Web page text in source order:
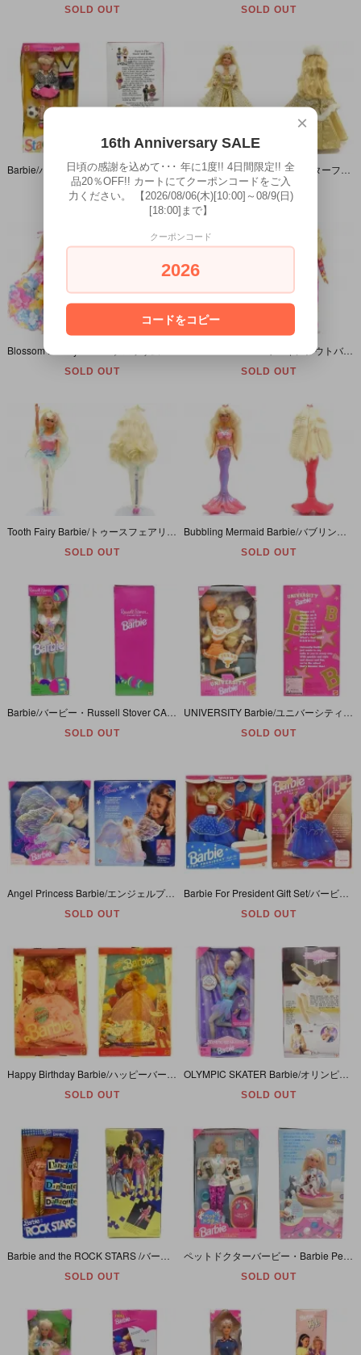
SOLD OUT SOLD OUT
Barbie/バービー・Party'n Play Stacie/パーティーアンドプレイステイシー・1992年【パッケージダメージ】
SOLD OUT SOLD OUT
SOLD OUT SOLD OUT
SOLD OUT SOLD OUT
Barbie/バービー・Russell Stover CANDIES/ラッセルストーバー・イースター(フラワー)・1995年
SOLD OUT SOLD OUT
Angel Princess Barbie/エンジェルプリンセスバービー・天使・1996年
SOLD OUT SOLD OUT
SOLD OUT SOLD OUT
SOLD OUT SOLD OUT
×
16th Anniversary SALE
日頃の感謝を込めて･･･ 年に1度!! 4日間限定!! 全
品20％OFF!! カートにてクーポンコードをご入
力ください。 【2026/08/06(木)[10:00]～08/9(日)
[18:00]まで】
クーポンコード
2026
コードをコピー